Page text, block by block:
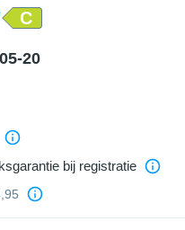
C
20
bij registratie